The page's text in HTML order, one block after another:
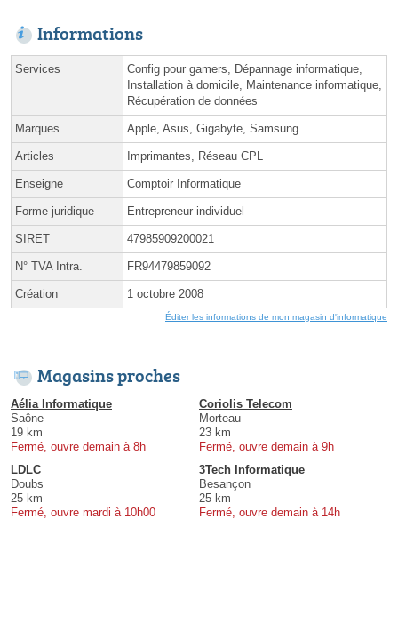
Informations
Services
Config pour gamers, Dépannage informatique,
Installation à domicile, Maintenance informatique,
Récupération de données
Marques Apple, Asus, Gigabyte, Samsung
Articles Imprimantes, Réseau CPL
Enseigne Comptoir Informatique
Forme juridique Entrepreneur individuel
SIRET 47985909200021
N° TVA Intra. FR94479859092
Création 1 octobre 2008
Éditer les informations de mon magasin d'informatique
Magasins proches
Aélia Informatique
Saône
19 km
Fermé, ouvre demain à 8h
Coriolis Telecom
Morteau
23 km
Fermé, ouvre demain à 9h
LDLC
Doubs
25 km
Fermé, ouvre mardi à 10h00
3Tech Informatique
Besançon
25 km
Fermé, ouvre demain à 14h